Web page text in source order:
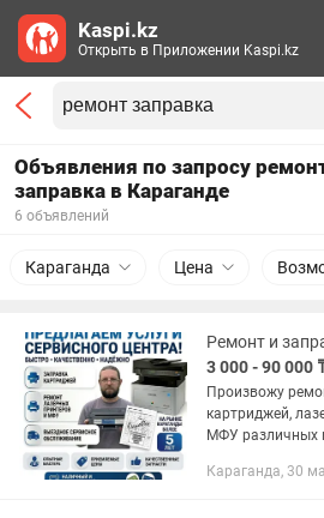
Объявления по запросу
заправка в Караганде
6 объявлений
Караганда Цена
3 000 - 90 000
Произвожу
картриджей,
МФУ различных
печать с любым
Караганда, 30
Kaspi.kz
Открыть в Приложении Kaspi.kz